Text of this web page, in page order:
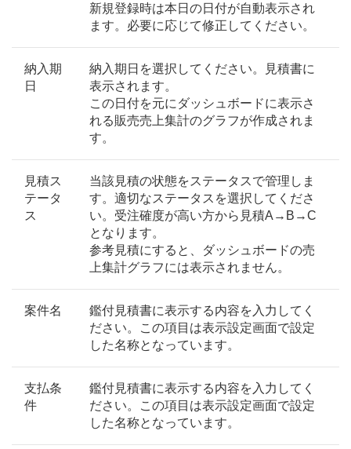
新規登録時は本日の日付が自動表示され
ます。必要に応じて修正してください。
納入期
日
納入期日を選択してください。見積書に
表示されます。
この日付を元にダッシュボードに表示さ
れる販売売上集計のグラフが作成されま
す。
見積ス
テータ
ス
当該見積の状態をステータスで管理しま
す。適切なステータスを選択してくださ
い。受注確度が高い方から見積A→B→C
となります。
参考見積にすると、ダッシュボードの売
上集計グラフには表示されません。
案件名
鑑付見積書に表示する内容を入力してく
ださい。この項目は表示設定画面で設定
した名称となっています。
支払条
件
鑑付見積書に表示する内容を入力してく
ださい。この項目は表示設定画面で設定
した名称となっています。